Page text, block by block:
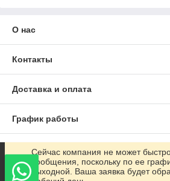
О нас
Контакты
Доставка и оплата
График работы
Полная версия сайта
Сайт создан на маркетплейсе Satu.kz
Сейчас компания не может
сообщения, поскольку по ее
выходной. Ваша заявка будет